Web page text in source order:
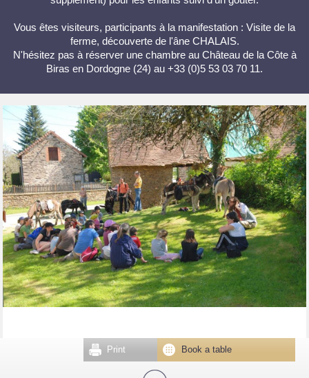
Vous êtes visiteurs, participants à la manifestation : Visite de la
ferme, découverte de l'âne CHALAIS.
N'hésitez pas à réserver une chambre au Château de la Côte à
Biras en Dordogne (24) au +33 (0)5 53 03 70 11.
Book a table
Print